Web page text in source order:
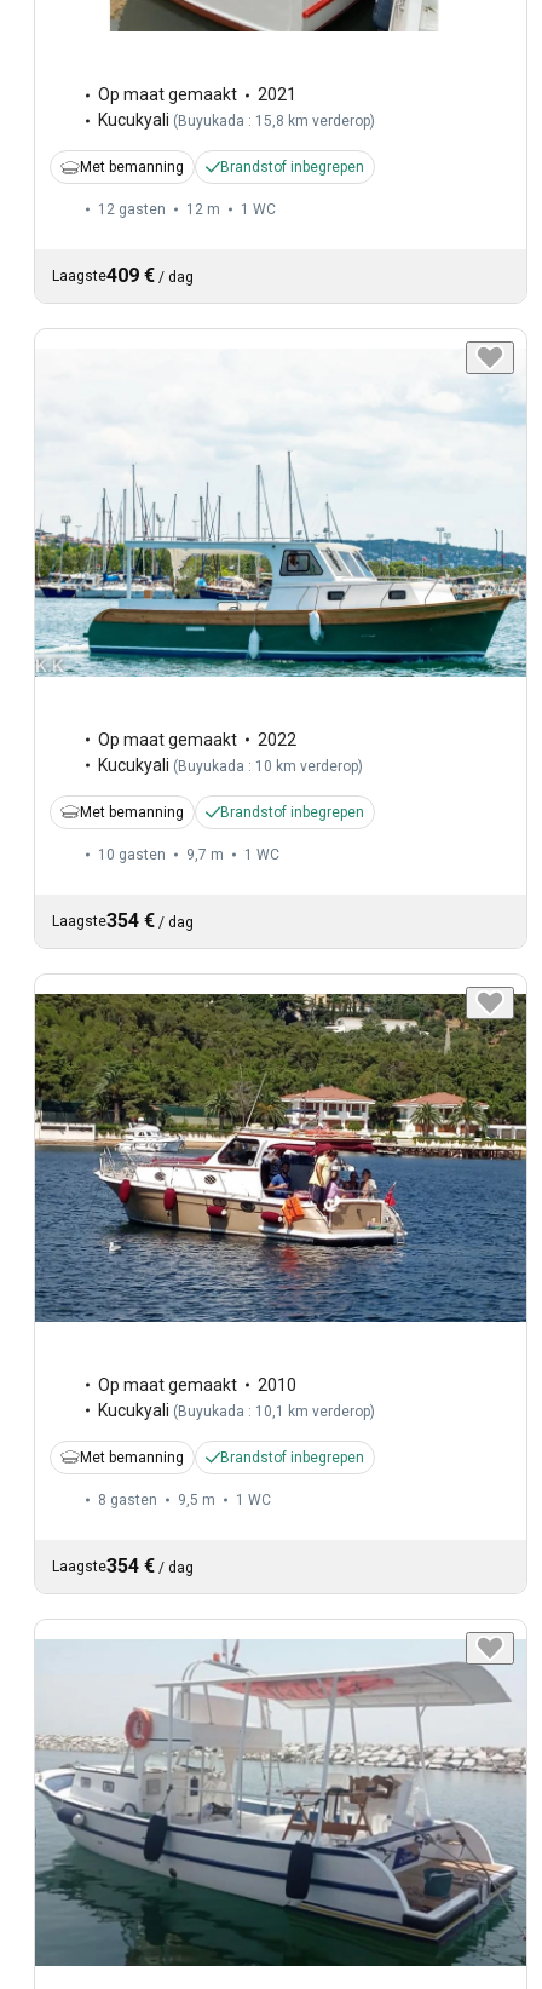
Op maat gemaakt
2021
Kucukyali ( Buyukada : 15,8 km verderop)
Met bemanning Brandstof inbegrepen
12 gasten 12 m 1 WC
Laagste409 € / dag
Op maat gemaakt
2022
Kucukyali (Buyukada : 10 km verderop)
Met bemanning Brandstof inbegrepen
10 gasten 9,7 m 1 WC
Laagste354 € / dag
Op maat gemaakt
2010
Kucukyali (Buyukada : 10,1 km verderop)
Met bemanning Brandstof inbegrepen
8 gasten 9,5 m 1 WC
Laagste354 € / dag